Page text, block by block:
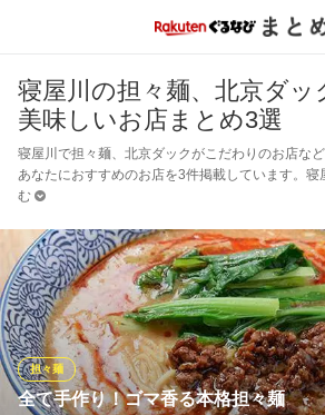
寝屋川の担々麺、北京ダッ
美味しいお店まとめ3選
寝屋川で担々麺、北京ダックがこだわりのお店な
あなたにおすすめのお店を3件掲載しています。寝
む
全て手作り！ゴマ香る本格担々麺
担々麺